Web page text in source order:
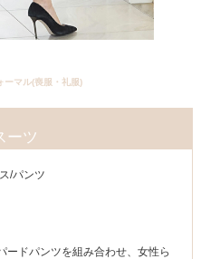
ーマル(喪服・礼服)
ーツ
/パンツ
ードパンツを組み合わせ、女性ら